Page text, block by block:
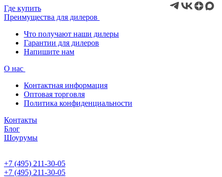
Где купить
Преимущества для дилеров
Что получают наши дилеры
Гарантии для дилеров
Напишите нам
О нас
Контактная информация
Оптовая торговля
Политика конфиденциальности
Контакты
Блог
Шоурумы
+7 (495) 211-30-05
+7 (495) 211-30-05